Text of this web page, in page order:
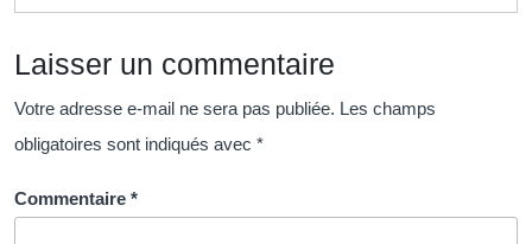
Une
Révolution
de
Laisser un commentaire
Votre adresse e-mail ne sera pas publiée. Les champs
obligatoires sont indiqués avec *
Commentaire *